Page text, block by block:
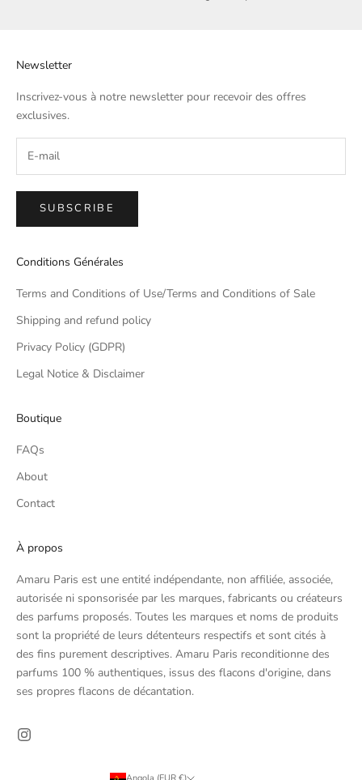
Newsletter
Inscrivez-vous à notre newsletter pour recevoir des offres
exclusives.
SUBSCRIBE
Conditions Générales
Terms and Conditions of Use/Terms and Conditions of Sale
Shipping and refund policy
Privacy Policy (GDPR)
Legal Notice & Disclaimer
Boutique
FAQs
About
Contact
À propos
Amaru Paris est une entité indépendante, non affiliée, associée,
autorisée ni sponsorisée par les marques, fabricants ou créateurs
des parfums proposés. Toutes les marques et noms de produits
sont la propriété de leurs détenteurs respectifs et sont cités à
des fins purement descriptives. Amaru Paris reconditionne des
parfums 100 % authentiques, issus des flacons d'origine, dans
ses propres flacons de décantation.